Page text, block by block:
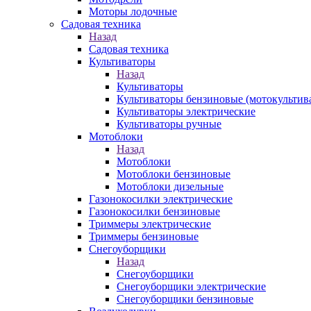
Моторы лодочные
Садовая техника
Назад
Садовая техника
Культиваторы
Назад
Культиваторы
Культиваторы бензиновые
Культиваторы электрические
Культиваторы ручные
Мотоблоки
Назад
Мотоблоки
Мотоблоки бензиновые
Мотоблоки дизельные
Газонокосилки электрические
Газонокосилки бензиновые
Триммеры электрические
Триммеры бензиновые
Снегоуборщики
Назад
Снегоуборщики
Снегоуборщики электрические
Снегоуборщики бензиновые